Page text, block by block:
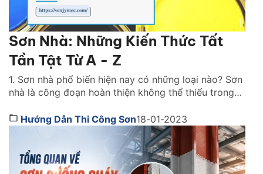
Sơn Nhà: Những Kiến Thức Tất
Tần Tật Từ A - Z
1. Sơn nhà phổ biến hiện nay có những loại nào? Sơn
nhà là công đoạn hoàn thiện không thể thiếu trong
như chiếc áo bảo vệ ngôi nhà khỏi những tác động
gây hại. Đồng thời, nó cũng giúp mang lại tính […]
Hướng Dẫn Thi Công Sơn18-01-2023